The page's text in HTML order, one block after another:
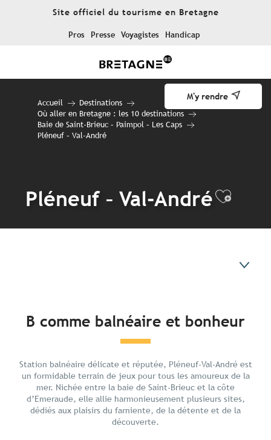
Site officiel du tourisme en Bretagne
Pros Presse Voyagistes Handicap
M'y rendre
Accueil
Destinations
Où aller en Bretagne : les 10 destinations
Baie de Saint-Brieuc – Paimpol – Les Caps
Pléneuf – Val-André
Pléneuf – Val-André
Préparer votre séjour
Aux alentours
B comme balnéaire et bonheur
Station balnéaire délicate et réputée, Pléneuf-Val-André est
un formidable terrain de jeux pour tous les amoureux de la
mer. Nichée entre la baie de Saint-Brieuc et la côte
d’Emeraude, elle allie harmonieusement plusieurs sites,
dédiés aux plaisirs du farniente, de la détente et de la
découverte.